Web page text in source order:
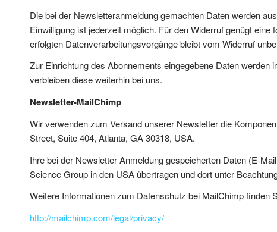
Die bei der Newsletteranmeldung gemachten Daten werden
Einwilligung ist jederzeit möglich. Für den Widerruf genügt
erfolgten Datenverarbeitungsvorgänge bleibt vom Widerruf
Zur Einrichtung des Abonnements eingegebene Daten
verbleiben diese weiterhin bei uns.
Newsletter-MailChimp
Wir verwenden zum Versand unserer Newsletter die
Street, Suite 404, Atlanta, GA 30318, USA.
Ihre bei der Newsletter Anmeldung gespeicherten Daten (E-
Science Group in den USA übertragen und dort unter
Weitere Informationen zum Datenschutz bei MailChimp finden
http://mailchimp.com/legal/privacy/